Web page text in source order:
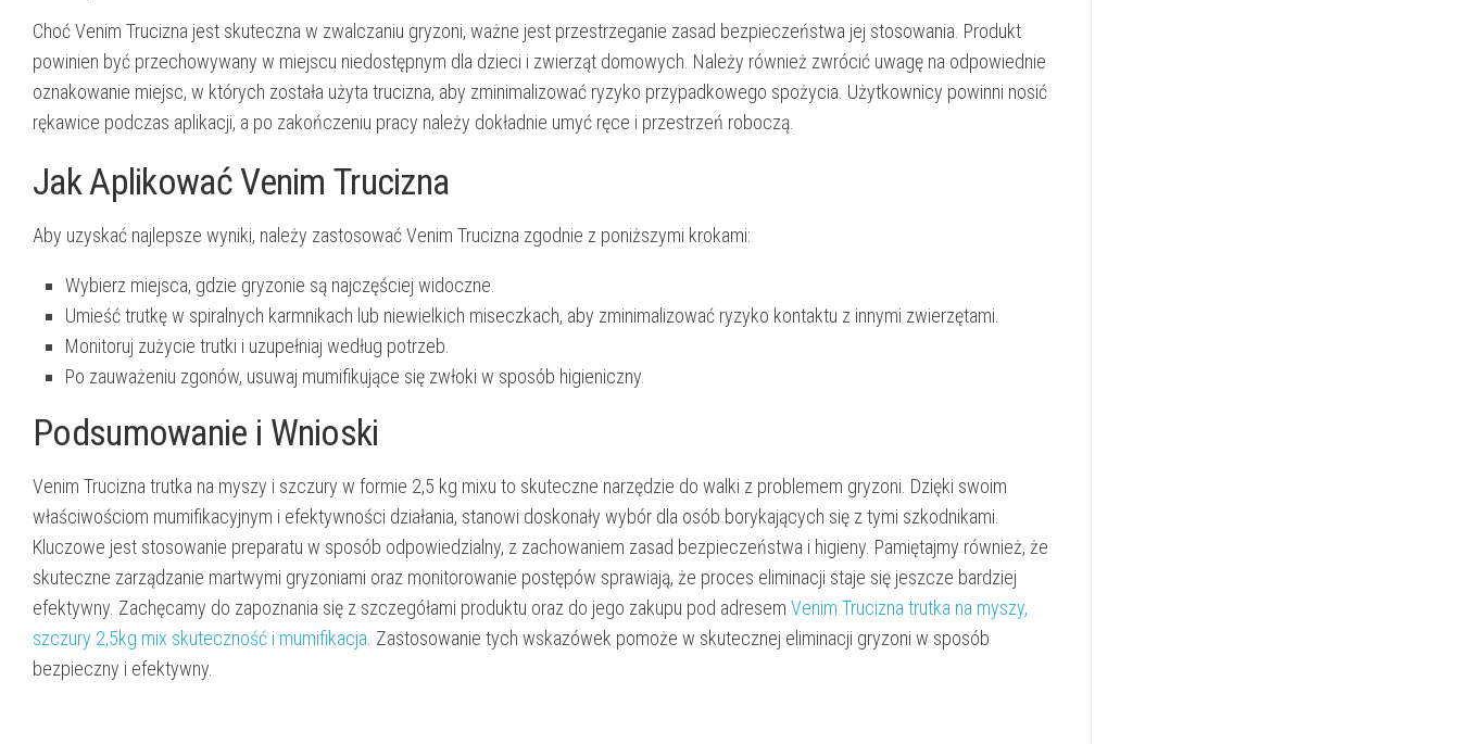
Choć Venim Trucizna jest skuteczna w zwalczaniu gryzoni, ważne jest przestrzeganie zasad bezpieczeństwa jej stosowania. Produkt
powinien być przechowywany w miejscu niedostępnym dla dzieci i zwierząt domowych. Należy również zwrócić uwagę na odpowiednie
oznakowanie miejsc, w których została użyta trucizna, aby zminimalizować ryzyko przypadkowego spożycia. Użytkownicy powinni nosić
rękawice podczas aplikacji, a po zakończeniu pracy należy dokładnie umyć ręce i przestrzeń roboczą.
Jak Aplikować Venim Trucizna
Aby uzyskać najlepsze wyniki, należy zastosować Venim Trucizna zgodnie z poniższymi krokami:
Wybierz miejsca, gdzie gryzonie są najczęściej widoczne.
Umieść trutkę w spiralnych karmnikach lub niewielkich miseczkach, aby zminimalizować ryzyko kontaktu z innymi zwierzętami.
Monitoruj zużycie trutki i uzupełniaj według potrzeb.
Po zauważeniu zgonów, usuwaj mumifikujące się zwłoki w sposób higieniczny.
Podsumowanie i Wnioski
Venim Trucizna trutka na myszy i szczury w formie 2,5 kg mixu to skuteczne narzędzie do walki z problemem gryzoni. Dzięki swoim
właściwościom mumifikacyjnym i efektywności działania, stanowi doskonały wybór dla osób borykających się z tymi szkodnikami.
Kluczowe jest stosowanie preparatu w sposób odpowiedzialny, z zachowaniem zasad bezpieczeństwa i higieny. Pamiętajmy również, że
skuteczne zarządzanie martwymi gryzoniami oraz monitorowanie postępów sprawiają, że proces eliminacji staje się jeszcze bardziej
efektywny. Zachęcamy do zapoznania się z szczegółami produktu oraz do jego zakupu pod adresem Venim Trucizna trutka na myszy,
szczury 2,5kg mix skuteczność i mumifikacja . Zastosowanie tych wskazówek pomoże w skutecznej eliminacji gryzoni w sposób
bezpieczny i efektywny.